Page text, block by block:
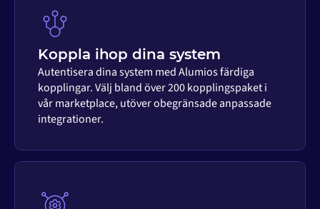
Koppla ihop dina system
Autentisera dina system med Alumios färdiga
kopplingar. Välj bland över 200 kopplingspaket i
vår marketplace, utöver obegränsade anpassade
integrationer.